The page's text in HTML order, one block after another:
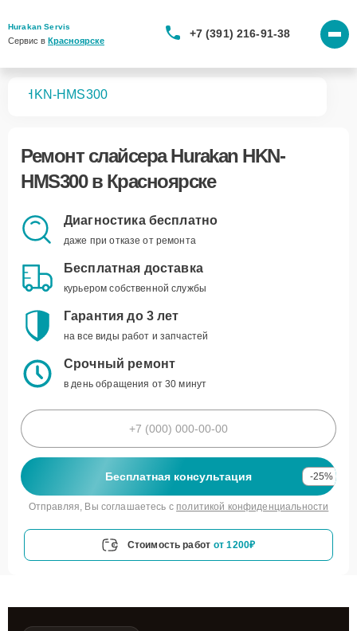
Hurakan Servis
Сервис в Красноярске
+7 (391) 216-91-38
HKN-HMS300
Ремонт слайсера Hurakan HKN-
HMS300в Красноярске
Диагностика бесплатно
даже при отказе от ремонта
Бесплатная доставка
курьером собственной службы
Гарантия до 3 лет
на все виды работ и запчастей
Срочный ремонт
в день обращения от 30 минут
Бесплатная консультация -25%
Отправляя, Вы соглашаетесь с политикой конфиденциальности
Стоимость работ от 1200₽